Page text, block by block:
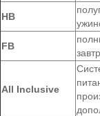
HB
FB
All Inclusive